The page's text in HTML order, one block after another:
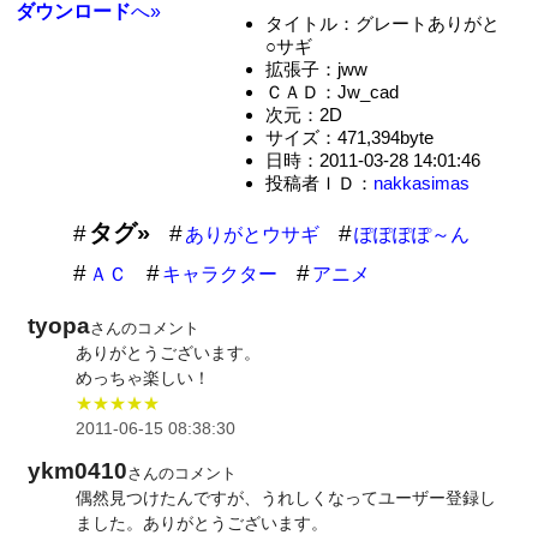
ダウンロードへ»
タイトル：グレートありがと
○サギ
拡張子：jww
ＣＡＤ：Jw_cad
次元：2D
サイズ：471,394byte
日時：2011-03-28 14:01:46
投稿者ＩＤ： nakkasimas
タグ» ありがとウサギ
ぽぽぽぽ～ん
ＡＣ
キャラクター アニメ
tyopaさんのコメント
ありがとうございます。
めっちゃ楽しい！
★★★★★
2011-06-15 08:38:30
ykm0410さんのコメント
偶然見つけたんですが、うれしくなってユーザー登録し
ました。ありがとうございます。